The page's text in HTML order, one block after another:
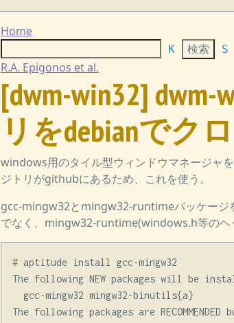
Home
K S
R.A. Epigonos et al.
[dwm-win32]
リをdebianでク
windows用のタイル型ウィンドウマネージャ
ジトリがgithubにあるため、これを使う。
gcc-mingw32とmingw32-runtimeパッケージ
でなく、mingw32-runtime(windows.h等のヘ
# aptitude install gcc-mingw32
The following NEW packages will be
  gcc-mingw32 mingw32-binutils{a}
The following packages are